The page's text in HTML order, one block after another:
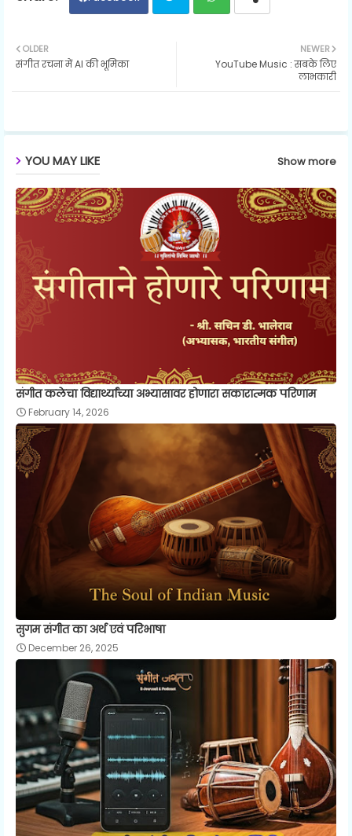
ats
p
NEWER
YouTube Music : सबके लिए
लाभकारी
OLDER
संगीत रचना में AI की भूमिका
YOU MAY LIKE Show more
संगीत कलेचा विद्यार्थ्यांच्या अभ्यासावर होणारा सकारात्मक परिणाम
February 14, 2026
सुगम संगीत का अर्थ एवं परिभाषा
December 26, 2025